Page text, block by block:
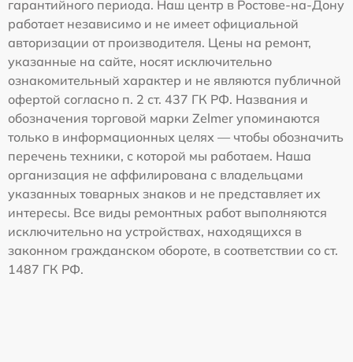
гарантийного периода. Наш центр в Ростове-на-Дону
работает независимо и не имеет официальной
авторизации от производителя. Цены на ремонт,
указанные на сайте, носят исключительно
ознакомительный характер и не являются публичной
офертой согласно п. 2 ст. 437 ГК РФ. Названия и
обозначения торговой марки Zelmer упоминаются
только в информационных целях — чтобы обозначить
перечень техники, с которой мы работаем. Наша
организация не аффилирована с владельцами
указанных товарных знаков и не представляет их
интересы. Все виды ремонтных работ выполняются
исключительно на устройствах, находящихся в
законном гражданском обороте, в соответствии со ст.
1487 ГК РФ.